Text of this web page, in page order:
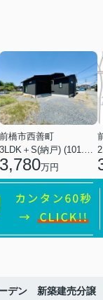
前橋市西善町
3,780万円
デン 新築建売分譲